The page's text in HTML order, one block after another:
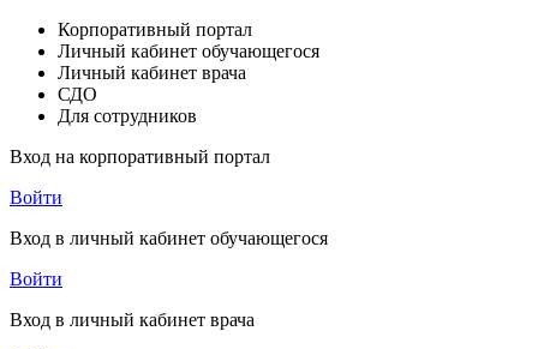
Корпоративный портал
Личный кабинет обучающегося
Личный кабинет врача
СДО
Для сотрудников
Вход на корпоративный портал
Войти
Вход в личный кабинет обучающегося
Войти
Вход в личный кабинет врача